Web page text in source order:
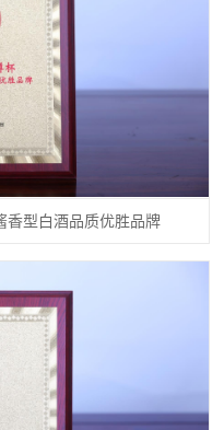
香型白酒品质优胜品牌